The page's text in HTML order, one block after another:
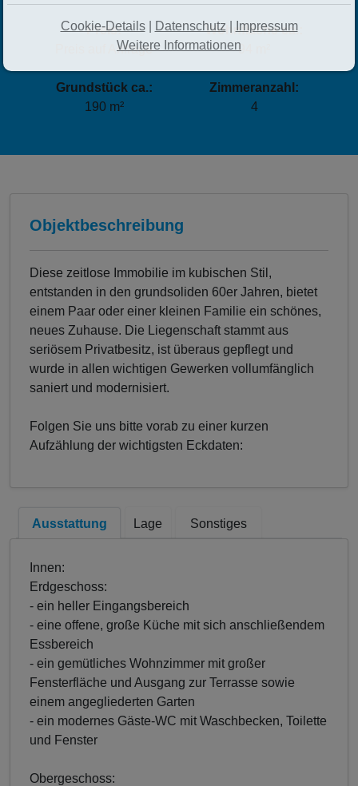
Preis:
Preis auf Anfrage
Wohnfläche ca.:
94 m²
Grundstück ca.:
190 m²
Zimmeranzahl:
4
Objektbeschreibung
Diese zeitlose Immobilie im kubischen Stil,
entstanden in den grundsoliden 60er Jahren, bietet
einem Paar oder einer kleinen Familie ein schönes,
neues Zuhause. Die Liegenschaft stammt aus
seriösem Privatbesitz, ist überaus gepflegt und
wurde in allen wichtigen Gewerken vollumfänglich
saniert und modernisiert.
Folgen Sie uns bitte vorab zu einer kurzen
Aufzählung der wichtigsten Eckdaten:
Ausstattung Lage Sonstiges
Innen:
Erdgeschoss:
- ein heller Eingangsbereich
- eine offene, große Küche mit sich anschließendem
Essbereich
- ein gemütliches Wohnzimmer mit großer
Fensterfläche und Ausgang zur Terrasse sowie
einem angegliederten Garten
- ein modernes Gäste-WC mit Waschbecken, Toilette
und Fenster
Obergeschoss:
Cookie-Details| Datenschutz
Impressum
Weitere Informationen